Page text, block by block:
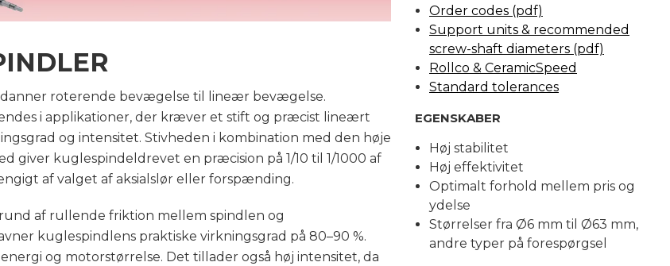
roterende bevægelse til lineær bevægelse.
i applikationer, der kræver et stift og præcist lineært
og intensitet. Stivheden i kombination med den høje
giver kuglespindeldrevet en præcision på 1/10 til 1/1000 af
af valget af aksialslør eller forspænding.
af rullende friktion mellem spindlen og
kuglespindlens praktiske virkningsgrad på 80–90 %.
og motorstørrelse. Det tillader også høj intensitet, da
Order codes (pdf)
Support units & recommended
screw-shaft diameters (pdf)
Rollco & CeramicSpeed
Standard tolerances
EGENSKABER
Høj stabilitet
Høj effektivitet
Optimalt forhold mellem pris og
ydelse
Størrelser fra Ø6 mm til Ø63 mm,
andre typer på forespørgsel